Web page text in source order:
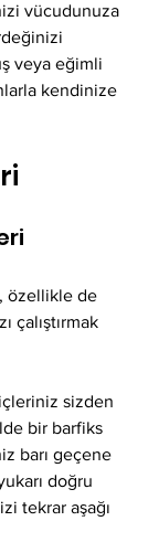
vücudunuza
veya eğimli
kendinize
özellikle de
çalıştırmak
sizden
bir barfiks
barı geçene
doğru
tekrar aşağı